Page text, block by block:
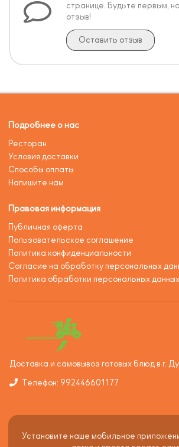
странице. Будьте первым,
отзыв!
Оставить отзыв
Подробнее о нас
Ресторан
Условия доставки
Способы оплаты
Напишите нам
Правовая информация
Публичная оферта
Пользовательское соглашение
Политика конфиденциальности
Согласие на обработку персональных
Политика обработки персональных данных
Доставка и самовывоз готовых блюд в г.
Телефон: 992446601177
Установите наше мобильное